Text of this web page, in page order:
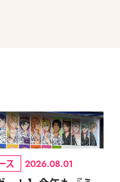
ス 2026.08.01